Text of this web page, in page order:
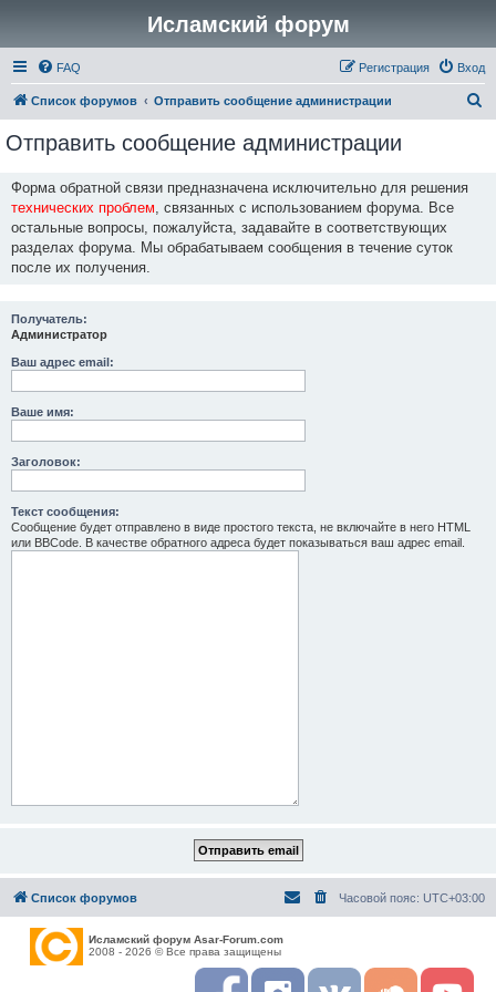
Исламский форум
FAQ Вход
Регистрация
Список форумов Отправить сообщение администрации
Отправить сообщение администрации
Форма обратной связи предназначена исключительно для решения
технических проблем, связанных с использованием форума. Все
остальные вопросы, пожалуйста, задавайте в соответствующих
разделах форума. Мы обрабатываем сообщения в течение суток
после их получения.
Получатель:
Администратор
Ваш адрес email:
Ваше имя:
Заголовок:
Текст сообщения:
Сообщение будет отправлено в виде простого текста, не включайте в него HTML
или BBCode. В качестве обратного адреса будет показываться ваш адрес email.
Список форумов Часовой пояс: UTC+03:00
Исламский форум Asar-Forum.com
2008 - 2026 © Все права защищены